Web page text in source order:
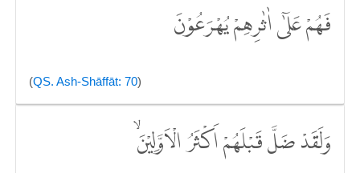
فَهُمْ عَلٰٓى اٰثٰرِهِمْ يُهْرَعُوْنَ
(QS. Ash-Shāffāt: 70)
وَلَقَدْ ضَلَّ قَبْلَهُمْ اَكْثَرُ الْاَوَّلِيْنَۙ